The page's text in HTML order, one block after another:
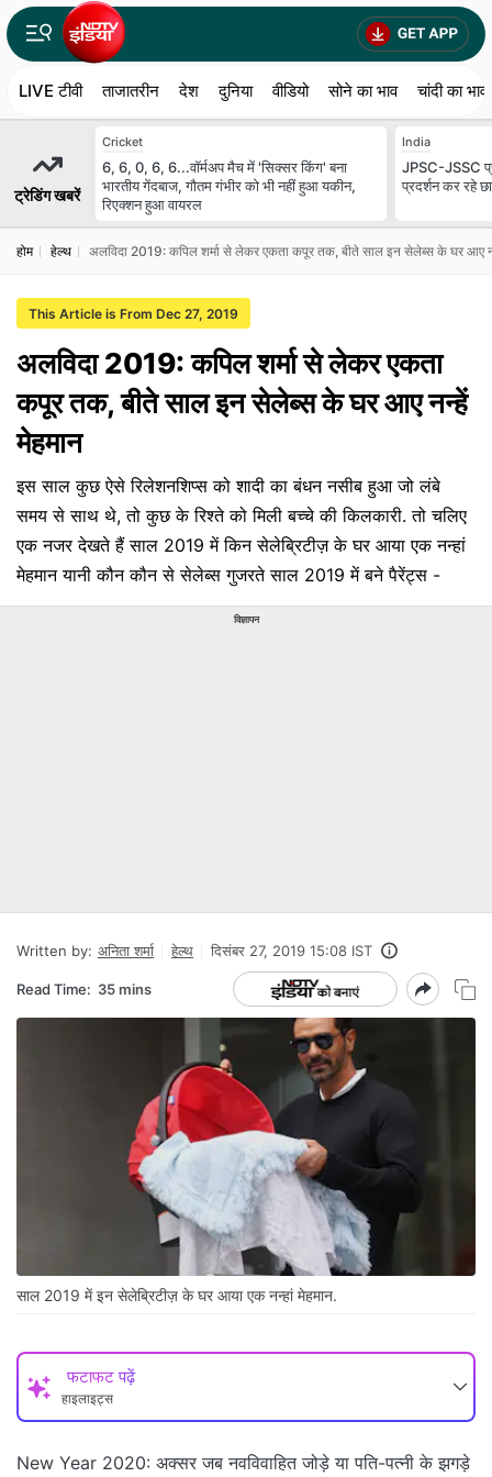
LIVE टीवी ताजातरीन देश दुनिया वीडियो सोने का भाव चांदी का भाव
ट्रेडिंग खबरें
Cricket
6, 6, 0, 6, 6...वॉर्मअप मैच में 'सिक्सर किंग' बना
भारतीय गेंदबाज, गौतम गंभीर को भी नहीं हुआ यकीन,
रिएक्शन हुआ वायरल
India
JPSC-JSSC
प्रदर्शन कर रहे
होम हेल्थ अलविदा 2019: कपिल शर्मा से लेकर एकता कपूर तक, बीते साल इन सेलेब्स के घर आए
This Article is From Dec 27, 2019
अलविदा 2019: कपिल शर्मा से लेकर एकता
कपूर तक, बीते साल इन सेलेब्स के घर आए नन्हें
मेहमान
इस साल कुछ ऐसे रिलेशनशिप्स को शादी का बंधन नसीब हुआ जो लंबे
समय से साथ थे, तो कुछ के रिश्ते को मिली बच्चे की किलकारी. तो चलिए
एक नजर देखते हैं साल 2019 में किन सेलेब्रिटीज़ के घर आया एक नन्हां
मेहमान यानी कौन कौन से सेलेब्स गुजरते साल 2019 में बने पैरेंट्स -
विज्ञापन
Written by: अनिता शर्मा हेल्थ दिसंबर 27, 2019 15:08 IST
Read Time: 35 mins
साल 2019 में इन सेलेब्रिटीज़ के घर आया एक नन्हां मेहमान.
फटाफट पढ़ें
हाइलाइट्स
New Year 2020: अक्सर जब नवविवाहित जोड़े या पति-पत्नी के झगड़े